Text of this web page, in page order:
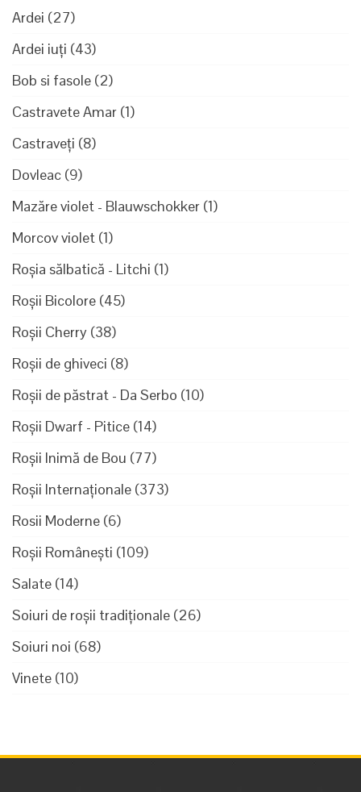
Ardei (27)
Ardei iuți (43)
Bob si fasole (2)
Castravete Amar (1)
Castraveți (8)
Dovleac (9)
Mazăre violet - Blauwschokker (1)
Morcov violet (1)
Roșia sălbatică - Litchi (1)
Roșii Bicolore (45)
Roșii Cherry (38)
Roșii de ghiveci (8)
Roșii de păstrat - Da Serbo (10)
Roșii Dwarf - Pitice (14)
Roșii Inimă de Bou (77)
Roșii Internaționale (373)
Rosii Moderne (6)
Roșii Românești (109)
Salate (14)
Soiuri de roșii tradiționale (26)
Soiuri noi (68)
Vinete (10)